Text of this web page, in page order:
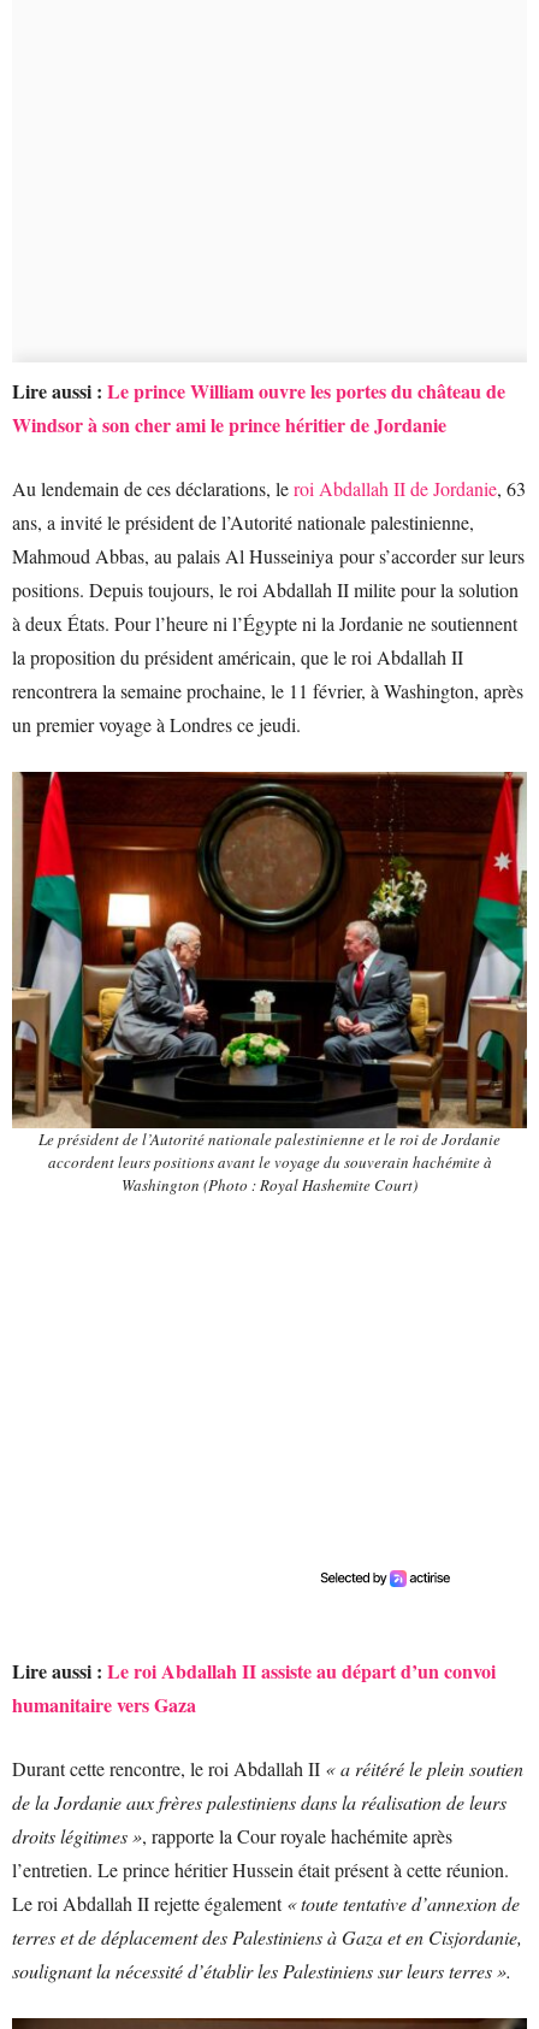
Lire aussi : Le prince William ouvre les portes du château de
Windsor à son cher ami le prince héritier de Jordanie
Au lendemain de ces déclarations, leroi Abdallah II de Jordanie, 63
ans, a invité le président de l’Autorité nationale palestinienne,
Mahmoud Abbas, au palais Al Husseiniya pour s’accorder sur leurs
positions. Depuis toujours, le roi Abdallah II milite pour la solution
à deux États. Pour l’heure ni l’Égypte ni la Jordanie ne soutiennent
la proposition du président américain, que le roi Abdallah II
rencontrera la semaine prochaine, le 11 février, à Washington, après
un premier voyage à Londres ce jeudi.
Le président de l’Autorité nationale palestinienne et le roi de Jordanie
accordent leurs positions avant le voyage du souverain hachémite à
Washington (Photo : Royal Hashemite Court)
Lire aussi : Le roi Abdallah II assiste au départ d’un convoi
humanitaire vers Gaza
Durant cette rencontre, le roi Abdallah II « a réitéré le plein soutien
de la Jordanie aux frères palestiniens dans la réalisation de leurs
droits légitimes », rapporte la Cour royale hachémite après
l’entretien. Le prince héritier Hussein était présent à cette réunion.
Le roi Abdallah II rejette également« toute tentative d’annexion de
terres et de déplacement des Palestiniens à Gaza et en Cisjordanie,
soulignant la nécessité d’établir les Palestiniens sur leurs terres ».